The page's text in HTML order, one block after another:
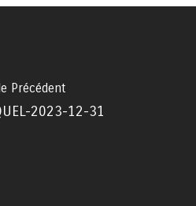
Précédent
2023-12-31